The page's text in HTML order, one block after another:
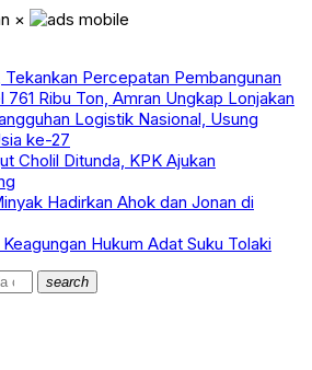
×
Percepatan Pembangunan
761 Ribu Ton, Amran Ungkap Lonjakan
Logistik Nasional, Usung
ke-27
Cholil Ditunda, KPK Ajukan
Hadirkan Ahok dan Jonan di
Hukum Adat Suku Tolaki
search